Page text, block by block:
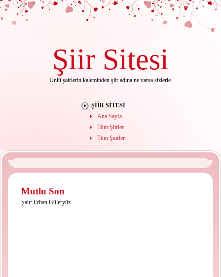
Şiir Sitesi
Ünlü şairlerin kaleminden şiir adına ne varsa sizlerle.
ŞIIR SITESI
Ana Sayfa
Tüm Şiirler
Tüm Şairler
Mutlu Son
Şair: Erhan Güleryüz